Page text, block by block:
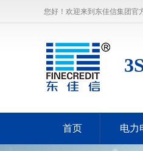
您好！欢迎来到东佳信集团官
首页 电力